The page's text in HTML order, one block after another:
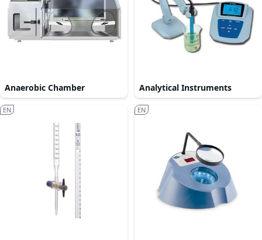
Anaerobic Chamber Analytical Instruments
EN EN